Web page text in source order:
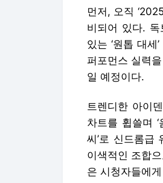
먼저, 오직
비되어 있다.
있는 ‘원톱 대
퍼포먼스 실력
일 예정이다.
트렌디한 아이
차트를 휩쓸며 ‘
씨’로 신드롬급
이색적인 조합
은 시청자들에